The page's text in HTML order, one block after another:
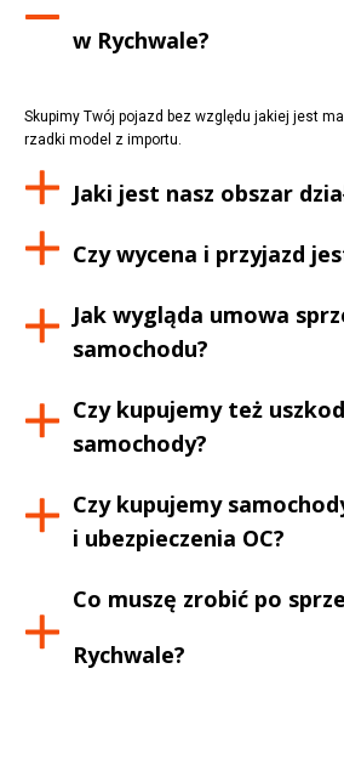
w Rychwale?
Skupimy Twój pojazd bez względu jakiej jest
rzadki model z importu.
Jaki jest nasz obszar
Czy wycena i przyjazd
Jak wygląda umowa
samochodu?
Czy kupujemy też
samochody?
Czy kupujemy
i ubezpieczenia OC?
Co muszę zrobić po
Rychwale?